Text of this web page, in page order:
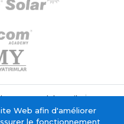
Tescom Elektronik
cookies
de l'information
Web afin d'améliorer
le fonctionnement